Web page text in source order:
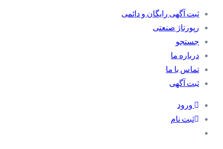
ثبت آگهی رایگان و دائمی
رپورتاژ صنعتی
جستجو
درباره ما
تماس با ما
ثبت آگهی
ورود
ثبت نام